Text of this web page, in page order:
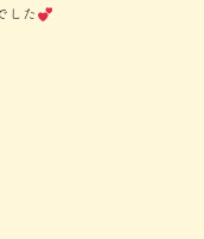
した